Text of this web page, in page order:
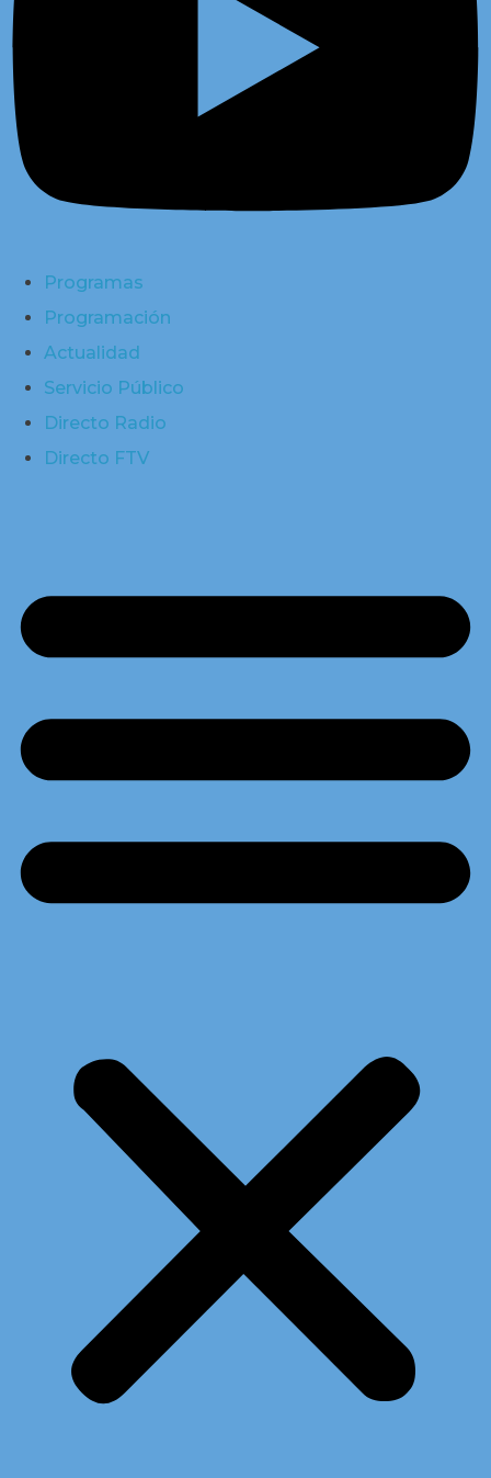
Programas
Programación
Actualidad
Servicio Público
Directo Radio
Directo FTV